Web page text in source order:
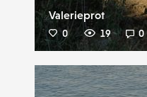
Valerieprot
0 19 0